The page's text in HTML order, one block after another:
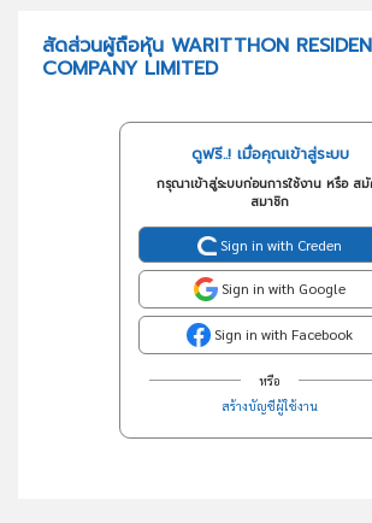
สัดส่วนผู้ถือหุ้น WARITTHON
COMPANY LIMITED
ดูฟรี..! เมื่อคุณเข้าสู่ระบบ
กรุณาเข้าสู่ระบบก่อนการใช้งาน หรือ สมั
สมาชิก
Sign in with Creden
Sign in with Google
Sign in with Facebook
หรือ
สร้างบัญชีผู้ใช้งาน